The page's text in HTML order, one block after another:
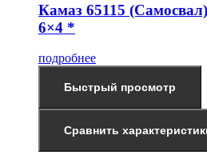
Камаз 65115
6×4 *
подробнее
Быстрый просмотр
Сравнить